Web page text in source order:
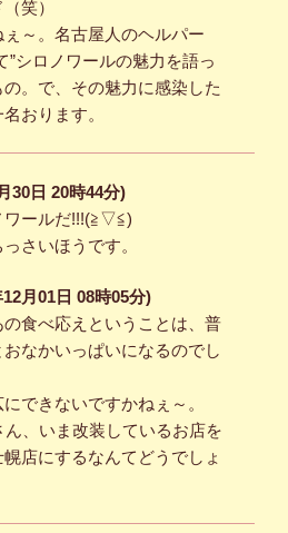
笑）
～。名古屋人のヘルパー
”シロノワールの魅力を語っ
。で、その魅力に感染した
おります。
30日 20時44分)
ワールだ!!!(≧▽≦)
さいほうです。
月01日 08時05分)
食べ応えということは、普
なかいっぱいになるのでし
できないですかねぇ～。
ん、いま改装しているお店を
店にするなんてどうでしょ